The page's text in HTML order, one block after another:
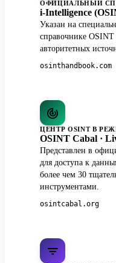
ОФИЦИАЛЬНЫЙ
i-Intelligence
Указан на
справочнике
авторитетных
osinthandbook.com
ЦЕНТР OSINT В
OSINT Cabal ·
Представлен в
для доступа к
более чем 30
инструментами.
osintcabal.org